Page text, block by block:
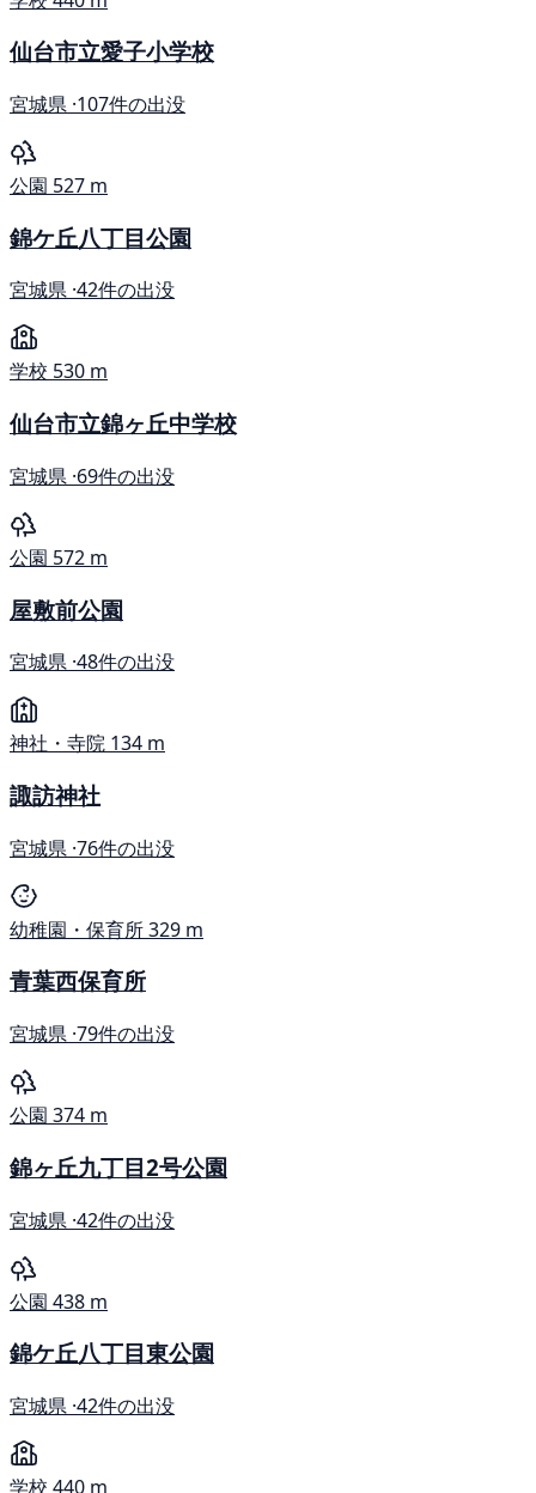
仙台市立愛子小学校
宮城県 ·107件の出没
公園 527 m
錦ケ丘八丁目公園
宮城県 ·42件の出没
学校 530 m
仙台市立錦ヶ丘中学校
宮城県 ·69件の出没
公園 572 m
屋敷前公園
宮城県 ·48件の出没
神社・寺院 134 m
諏訪神社
宮城県 ·76件の出没
幼稚園・保育所329 m
青葉西保育所
宮城県 ·79件の出没
公園 374 m
錦ヶ丘九丁目2号公園
宮城県 ·42件の出没
公園 438 m
錦ケ丘八丁目東公園
宮城県 ·42件の出没
学校 440 m